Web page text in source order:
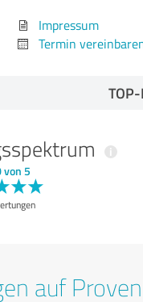
Impressum
Termin
von 5
auf